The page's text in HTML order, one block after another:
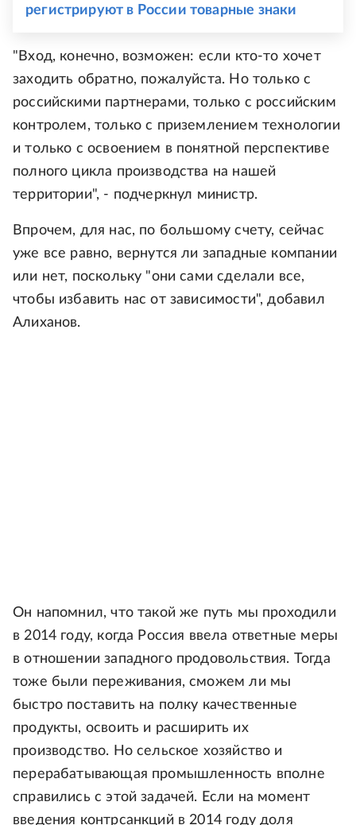
регистрируют в России товарные знаки
"Вход, конечно, возможен: если кто-то хочет
заходить обратно, пожалуйста. Но только с
российскими партнерами, только с российским
контролем, только с приземлением технологии
и только с освоением в понятной перспективе
полного цикла производства на нашей
территории", - подчеркнул министр.
Впрочем, для нас, по большому счету, сейчас
уже все равно, вернутся ли западные компании
или нет, поскольку "они сами сделали все,
чтобы избавить нас от зависимости", добавил
Алиханов.
Он напомнил, что такой же путь мы проходили
в 2014 году, когда Россия ввела ответные меры
в отношении западного продовольствия. Тогда
тоже были переживания, сможем ли мы
быстро поставить на полку качественные
продукты, освоить и расширить их
производство. Но сельское хозяйство и
перерабатывающая промышленность вполне
справились с этой задачей. Если на момент
введения контрсанкций в 2014 году доля